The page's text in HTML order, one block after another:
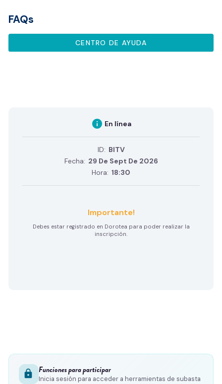
FAQs
CENTRO DE AYUDA
info En línea
ID: BITV
Fecha: 29 De Sept De 2026
Hora: 18:30
Importante!
Debes estar registrado en Dorotea para poder realizar la
inscripción.
lock Funciones para participar
Inicia sesión para acceder a herramientas de subasta